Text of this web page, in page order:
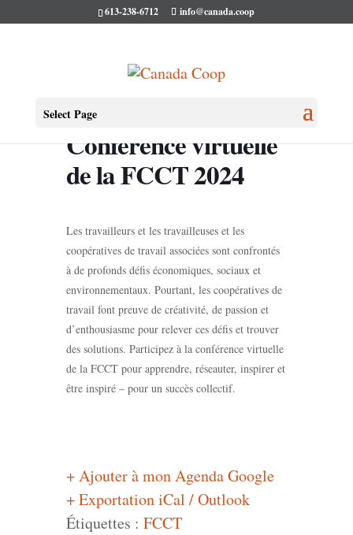
613-238-6712 info@canada.coop
Select Page
Conférence virtuelle
de la FCCT 2024
Les travailleurs et les travailleuses et les
coopératives de travail associées sont confrontés
à de profonds défis économiques, sociaux et
environnementaux. Pourtant, les coopératives de
travail font preuve de créativité, de passion et
d’enthousiasme pour relever ces défis et trouver
des solutions. Participez à la conférence virtuelle
de la FCCT pour apprendre, réseauter, inspirer et
être inspiré – pour un succès collectif.
+ Ajouter à mon Agenda Google
+ Exportation iCal / Outlook
Étiquettes : FCCT